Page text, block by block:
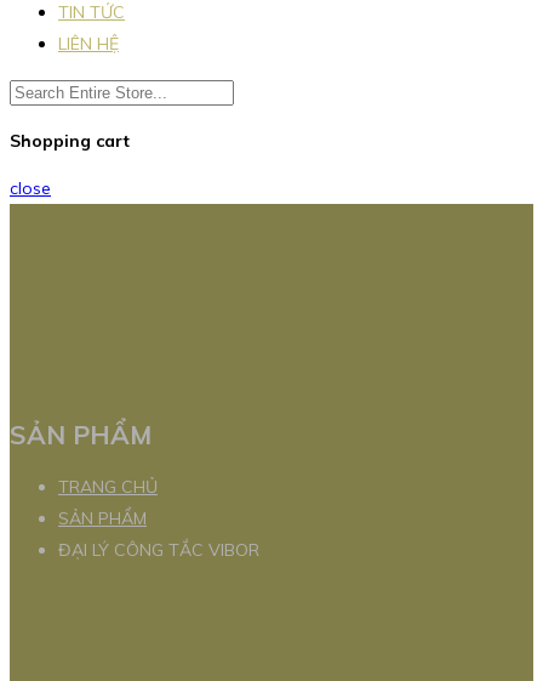
TIN TỨC
LIÊN HỆ
Shopping cart
close
SẢN PHẨM
TRANG CHỦ
SẢN PHẨM
ĐẠI LÝ CÔNG TẮC VIBOR